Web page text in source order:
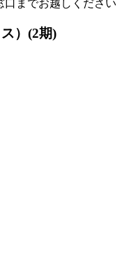
口までお越しください
）(2期)